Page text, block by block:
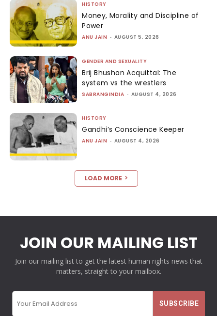
HISTORY
Money, Morality and Discipline of
Power
ANU JAIN - AUGUST 5, 2026
GENDER AND SEXUALITY
Brij Bhushan Acquittal: The
system vs the wrestlers
SABRANGINDIA - AUGUST 4, 2026
HISTORY
Gandhi’s Conscience Keeper
ANU JAIN - AUGUST 4, 2026
LOAD MORE
JOIN OUR MAILING LIST
Join our mailing list to get the latest human rights news that
matters, straight to your mailbox.